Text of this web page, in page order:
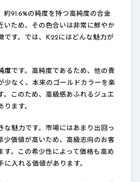
約91.6%の純度を持つ高純度の合金
いため、その色合いは非常に鮮やか
です。では、K22にはどんな魅力が
度 です。高純度であるため、他の貴
少なく、本来のゴールドカラーを楽
。このため、高級感あふれるジュエ
ります。
な魅力です。市場にはあまり出回っ
少価値が高いため、高級志向のお客
す。この希少性によって価格も高め
に入れる価値があります。